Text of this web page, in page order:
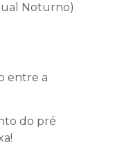
Noturno)
entre a
do pré